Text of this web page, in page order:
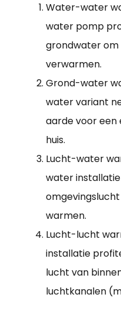
Water-water
water pomp
grondwater om
verwarmen.
Grond-water
water variant
aarde voor
huis.
Lucht-water
water
warmen.
Lucht-lucht
installatie
lucht van
luchtkanalen